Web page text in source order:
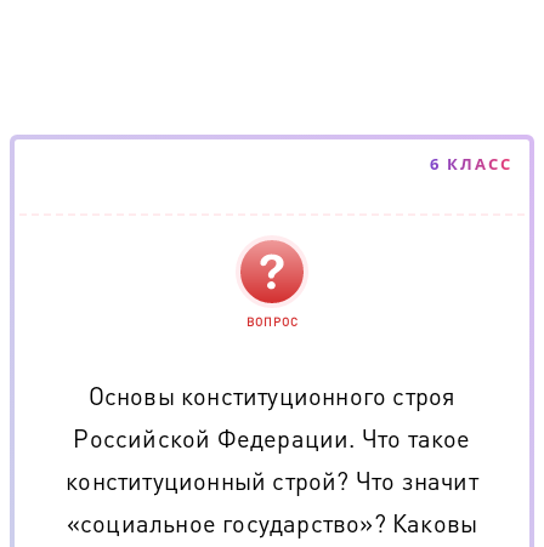
6 КЛАСС
ВОПРОС
Основы конституционного строя
Российской Федерации. Что такое
конституционный строй? Что значит
«социальное государство»? Каковы